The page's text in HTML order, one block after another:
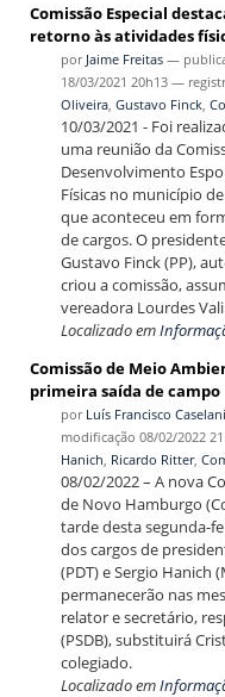
Comissão Especial
retorno às atividades
por Jaime Freitas —
18/03/2021 20h13 —
Oliveira, Gustavo Finck,
10/03/2021 - Foi
uma reunião da
Desenvolvimento
Físicas no município
que aconteceu em
de cargos. O
Gustavo Finck (PP),
criou a comissão,
vereadora Lourdes
Localizado em
Comissão de Meio
primeira saída de campo
por Luís Francisco Caselani
modificação 08/02/2022
Hanich Ricardo Ritter,
08/02/2022 – A nova
de Novo Hamburgo
tarde desta segunda-
dos cargos de
(PDT) e Sergio Hanich
permanecerão nas
relator e secretário,
(PSDB), substituirá
colegiado.
Localizado em